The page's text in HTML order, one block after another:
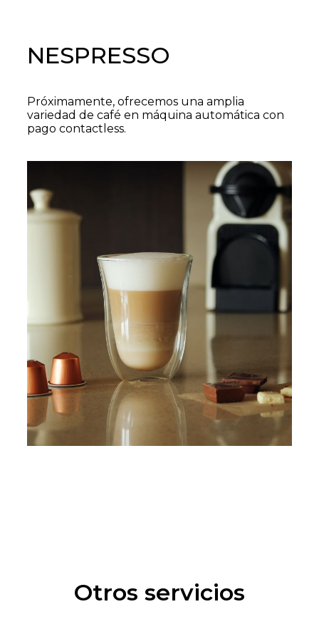
NESPRESSO
Próximamente, ofrecemos una amplia
variedad de café en máquina automática con
pago contactless.
Otros servicios